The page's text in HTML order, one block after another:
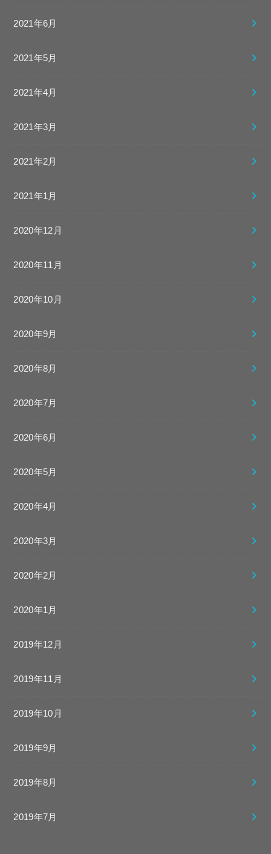
2021年6月
2021年5月
2021年4月
2021年3月
2021年2月
2021年1月
2020年12月
2020年11月
2020年10月
2020年9月
2020年8月
2020年7月
2020年6月
2020年5月
2020年4月
2020年3月
2020年2月
2020年1月
2019年12月
2019年11月
2019年10月
2019年9月
2019年8月
2019年7月